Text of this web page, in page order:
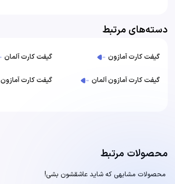
دسته‌های مرتبط
گیفت کارت آمازون
گیفت کارت آمازون آلمان
گیفت کارت آلمان
گیفت کارت آمازون 100 دلاری
محصولات مرتبط
محصولات مشابهی که شاید عاشقشون بشی!